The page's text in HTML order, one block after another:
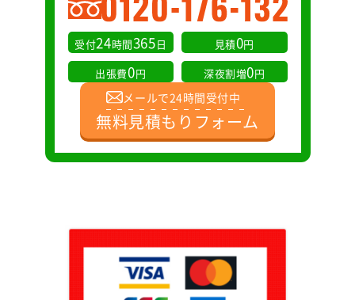
受付24時間365日 見積0円
出張費0円 深夜割増0円
メールで24時間受付中
無料見積もりフォーム